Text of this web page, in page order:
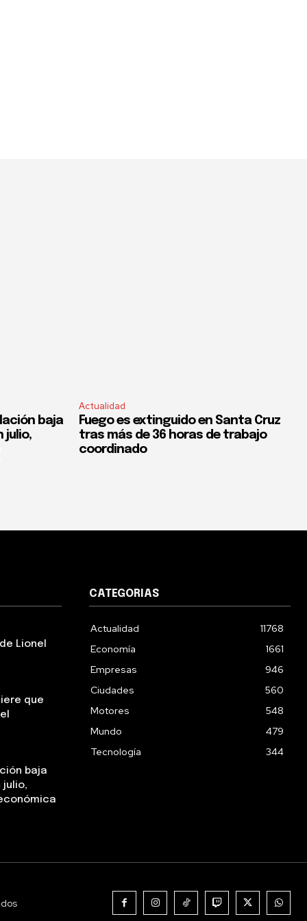
baja
julio,
Actualidad
Fuego es extinguido en Santa Cruz
tras más de 36 horas de trabajo
coordinado
Lionel
que
baja
julio,
CATEGORIAS
Actualidad
11768
Economía
1661
Empresas
946
Ciudades
560
Motores
548
Mundo
479
Tecnología
344